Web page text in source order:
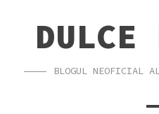
CONTENTDULCE
BLOGUL NEOFICIAL